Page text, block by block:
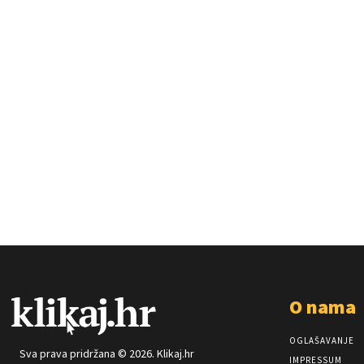
Sva prava pridržana © 2026. Klikaj.hr
O nama
OGLAŠAVANJE
IMPRESSUM